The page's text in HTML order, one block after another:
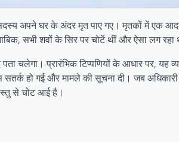
अपने घर के अंदर मृत पाए गए। मृतकों में एक
सभी शवों के सिर पर चोटें थीं और ऐसा लग रहा
पता चलेगा। प्रारंभिक टिप्पणियों के आधार पर,
हो गई और मामले की सूचना दी। जब
से चोट आई है।